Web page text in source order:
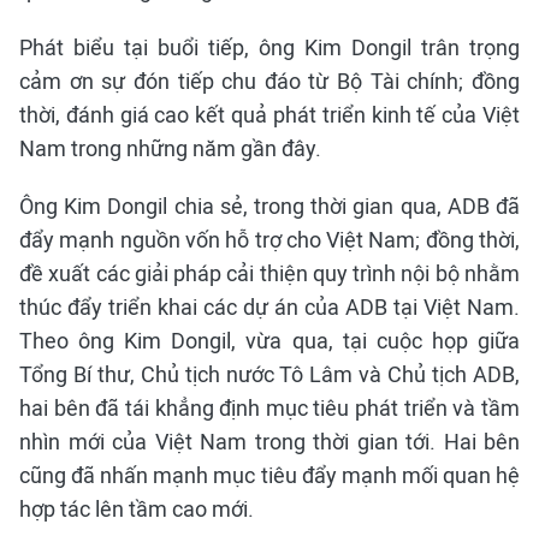
Phát biểu tại buổi tiếp, ông Kim Dongil trân trọng
cảm ơn sự đón tiếp chu đáo từ Bộ Tài chính; đồng
thời, đánh giá cao kết quả phát triển kinh tế của Việt
Nam trong những năm gần đây.
Ông Kim Dongil chia sẻ, trong thời gian qua, ADB đã
đẩy mạnh nguồn vốn hỗ trợ cho Việt Nam; đồng thời,
đề xuất các giải pháp cải thiện quy trình nội bộ nhằm
thúc đẩy triển khai các dự án của ADB tại Việt Nam.
Theo ông Kim Dongil, vừa qua, tại cuộc họp giữa
Tổng Bí thư, Chủ tịch nước Tô Lâm và Chủ tịch ADB,
hai bên đã tái khẳng định mục tiêu phát triển và tầm
nhìn mới của Việt Nam trong thời gian tới. Hai bên
cũng đã nhấn mạnh mục tiêu đẩy mạnh mối quan hệ
hợp tác lên tầm cao mới.